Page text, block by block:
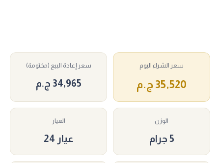
سعر الشراء اليوم
35,520 ج.م
سعر إعادة البيع (مختومة)
34,965 ج.م
الوزن
5 جرام
العيار
عيار 24